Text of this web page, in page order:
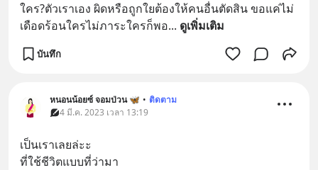
ใคร?ตัวเราเอง ผิดหรือถูกใยต้องให้คนอื่นตัดสิน ขอแค่ไม่
เดือดร้อนใครไม่ภาระใครก็พอ... ดูเพิ่มเติม
บันทึก
หนอนน้อยซ์ จอมป่วน 🦋 • ติดตาม
4 มี.ค. 2023 เวลา 13:19
เป็นเราเลยล่ะะ
ที่ใช้ชีวิตแบบที่ว่ามา